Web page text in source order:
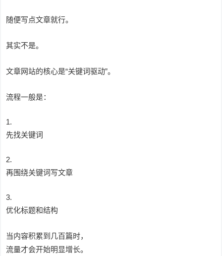
随便写点文章就行。
其实不是。
文章网站的核心是“关键词驱动”。
流程一般是：
先找关键词
再围绕关键词写文章
优化标题和结构
当内容积累到几百篇时，
流量才会开始明显增长。